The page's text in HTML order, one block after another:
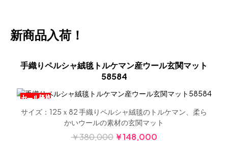
新商品入荷！
りペルシャ絨毯トルケマン産ウール玄関マット
：125ｘ82 手織りペルシャ絨毯のトルケマン、柔ら
かいウールの素材の玄関マット
￥380,000￥148,000
トラ